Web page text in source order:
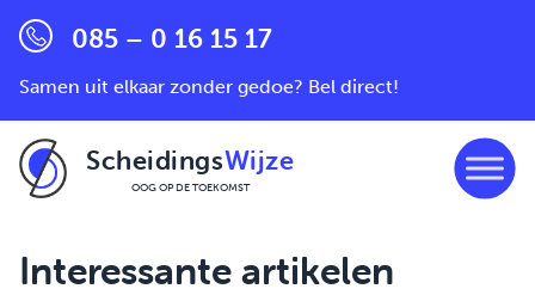
085 – 0 16 15 17
Samen uit elkaar zonder gedoe? Bel direct!
ScheidingsWijze
OOG OP DE TOEKOMST
Interessante artikelen